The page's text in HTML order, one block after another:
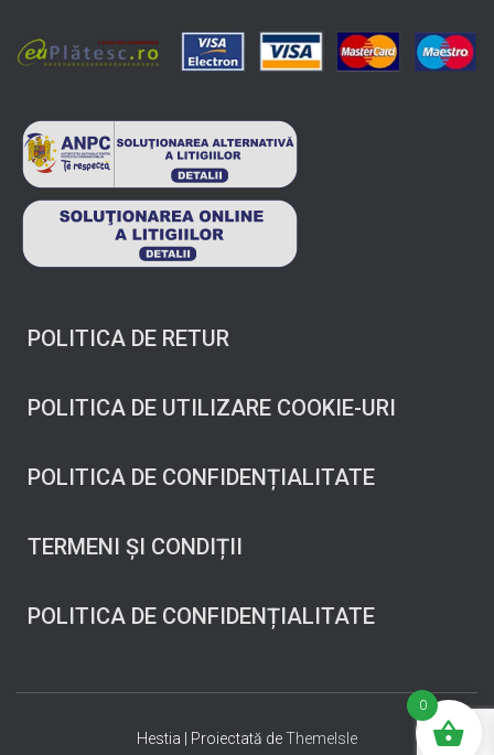
POLITICA DE RETUR
POLITICA DE UTILIZARE COOKIE-URI
POLITICA DE CONFIDENȚIALITATE
TERMENI ȘI CONDIȚII
POLITICA DE CONFIDENȚIALITATE
Hestia | Proiectată deThemeIsle
0